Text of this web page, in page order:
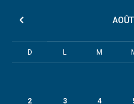
AOÛT
D L M
2 3 4